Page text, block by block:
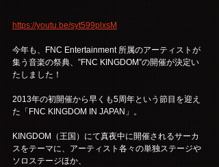
https://youtu.be/syt599plxsM
今年も、FNC Entertainment 所属のアーティストが
集う音楽の祭典、”FNC KINGDOM”の開催が決定い
たしました！
2013年の初開催から早くも5周年という節目を迎え
た「FNC KINGDOM IN JAPAN」。
KINGDOM（王国）にて真夜中に開催されるサーカ
スをテーマに、アーティスト各々の単独ステージや
ソロステージほか、